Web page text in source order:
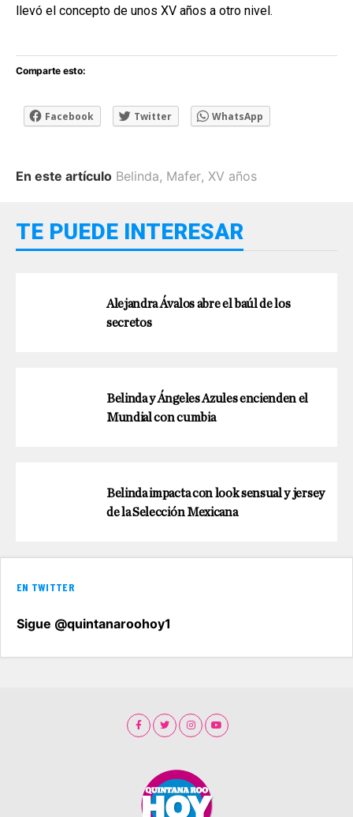
llevó el concepto de unos XV años a otro nivel.
Comparte esto:
Facebook Twitter WhatsApp
En este artículo Belinda, Mafer, XV años
TE PUEDE INTERESAR
Alejandra Ávalos abre el baúl de los
secretos
Belinda y Ángeles Azules encienden el
Mundial con cumbia
Belinda impacta con look sensual y jersey
de la Selección Mexicana
EN TWITTER
Sigue @quintanaroohoy1